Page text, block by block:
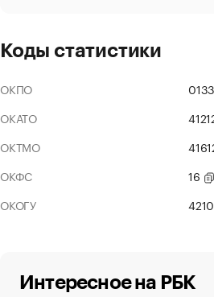
Коды статистики
ОКПО
ОКАТО
ОКТМО
ОКФС
16
ОКОГУ
Интересное на РБК